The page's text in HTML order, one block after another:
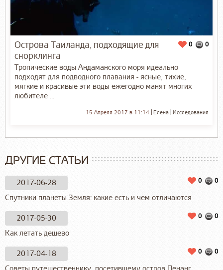
0
0
Острова Таиланда, подходящие для
снорклинга
Тропические воды Андаманского моря идеально
подходят для подводного плавания - ясные, тихие,
мягкие и красивые эти воды ежегодно манят многих
любителе ...
Исследования
Елена
15 Апреля 2017 в 11:14
ДРУГИЕ СТАТЬИ
2017-06-28 0
0
Спутники планеты Земля: какие есть и чем отличаются
2017-05-30 0
0
Как летать дешево
2017-04-18 0
0